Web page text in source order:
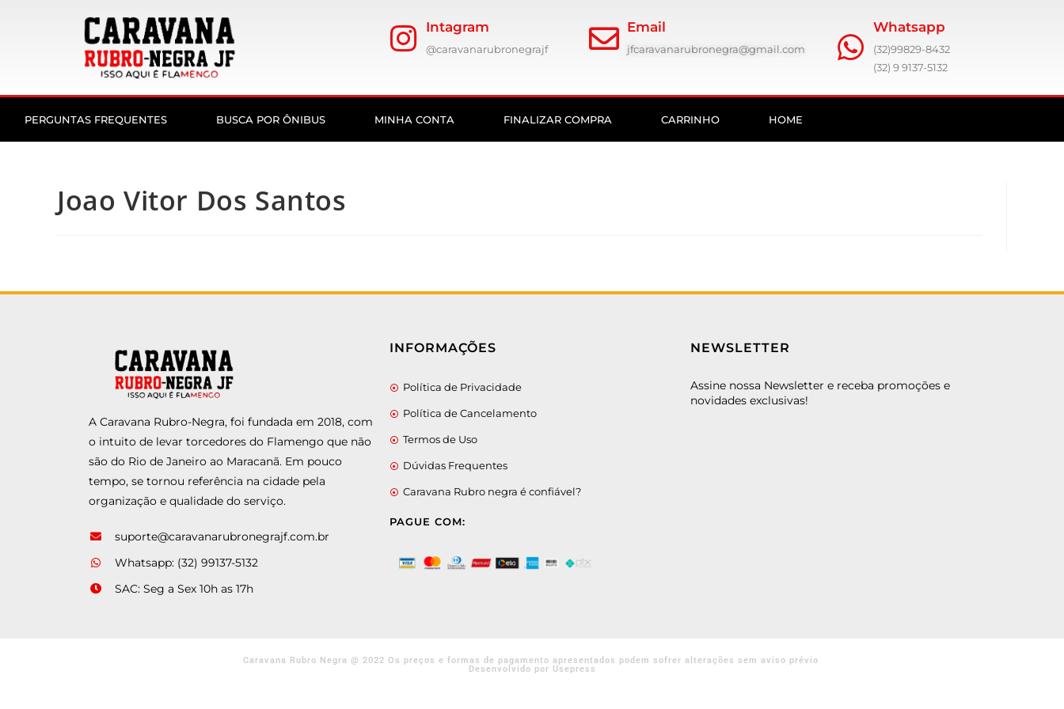
Intagram
@caravanarubronegrajf
Email
jfcaravanarubronegra@gmail.com
Whatsapp
(32)99829-8432
(32) 9 9137-5132
PERGUNTAS FREQUENTES BUSCA POR ÔNIBUS MINHA CONTA FINALIZAR COMPRA CARRINHO HOME
Joao Vitor Dos Santos
A Caravana Rubro-Negra, foi fundada em 2018, com
o intuito de levar torcedores do Flamengo que não
são do Rio de Janeiro ao Maracanã. Em pouco
tempo, se tornou referência na cidade pela
organização e qualidade do serviço.
suporte@caravanarubronegrajf.com.br
Whatsapp: (32) 99137-5132
SAC: Seg a Sex 10h as 17h
INFORMAÇÕES
Política de Privacidade
Política de Cancelamento
Termos de Uso
Dúvidas Frequentes
Caravana Rubro negra é confiável?
PAGUE COM:
NEWSLETTER
Assine nossa Newsletter e receba promoções e
novidades exclusivas!
Caravana Rubro Negra @ 2022 Os preços e formas de pagamento apresentados podem sofrer alterações sem aviso prévio
Desenvolvido por Usepress